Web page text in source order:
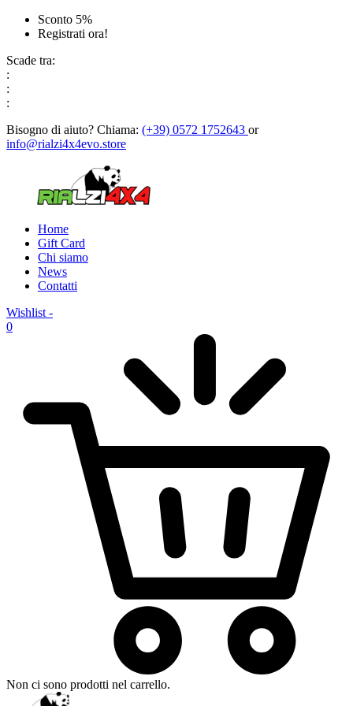
Sconto 5%
Registrati ora!
Scade tra:
:
:
:
Bisogno di aiuto? Chiama: (+39) 0572 1752643 or
info@rialzi4x4evo.store
Home
Gift Card
Chi siamo
News
Contatti
Wishlist -
0
Non ci sono prodotti nel carrello.